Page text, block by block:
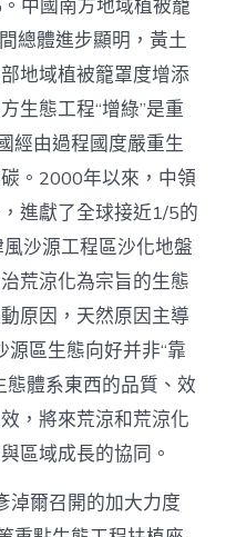
計
謀
選
擇
與
將
來
愿
景
_
中
國
網〉
中
中國南方地域植被籠
總體進步顯明，黃土
地域植被籠罩度增添
生態工程“增綠”是重
經由過程國度嚴重生
。2000年以來，中領
進獻了全球接近1/5的
沙源工程區沙化地盤
荒涼化為宗旨的生態
原因，天然原因主導
區生態向好并非“靠
態體系東西的品質、效
，將來荒涼和荒涼化
區域成長的協同。
淖爾召開的加大力度